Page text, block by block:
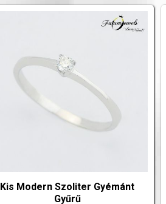
Kis Modern Szoliter Gyémánt
Gyűrű